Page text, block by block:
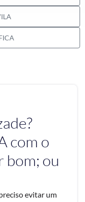
com o
bom; ou
evitar um